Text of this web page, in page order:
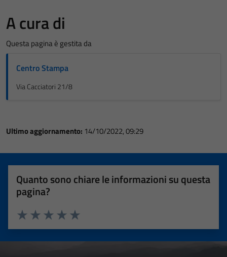
A cura di
Questa pagina è gestita da
Centro Stampa
Via Cacciatori 21/8
Ultimo aggiornamento: 14/10/2022, 09:29
Quanto sono chiare le informazioni su questa
pagina?
Valuta 5 stelle su 5
Valuta 4 stelle su 5
Valuta 3 stelle su 5
Valuta 2 stelle su 5
Valuta 1 stelle su 5